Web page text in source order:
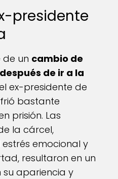
presidente
de un cambio de
de ir a la
ex-presidente de
bastante
prisión. Las
la cárcel,
emocional y
resultaron en un
apariencia y